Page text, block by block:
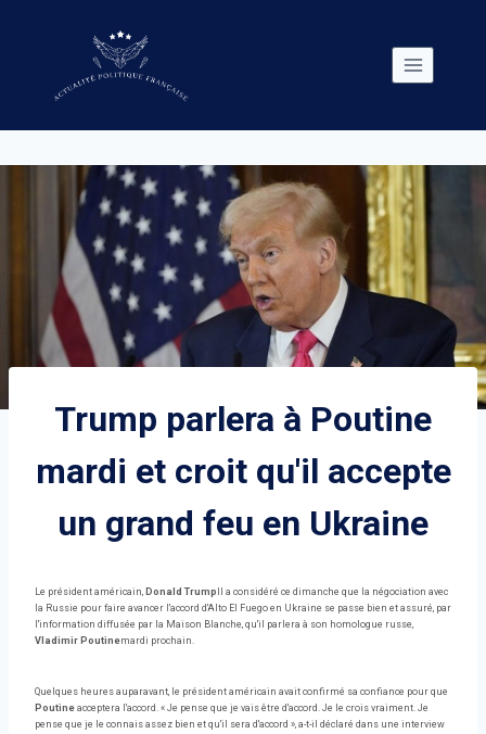
Trump parlera à Poutine
mardi et croit qu'il accepte
un grand feu en Ukraine
Le président américain, Donald Trump Il a considéré ce dimanche que la négociation avec
la Russie pour faire avancer l'accord d'Alto El Fuego en Ukraine se passe bien et assuré, par
l'information diffusée par la Maison Blanche, qu'il parlera à son homologue russe,
Vladimir Poutinemardi prochain.
Quelques heures auparavant, le président américain avait confirmé sa confiance pour que
Poutine acceptera l'accord. « Je pense que je vais être d'accord. Je le crois vraiment. Je
pense que je le connais assez bien et qu'il sera d'accord », a-t-il déclaré dans une interview